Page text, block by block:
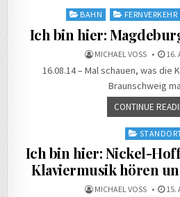
Posted
BAHN FERNVERKEHR
Ich bin hier:
MICHAEL VOSS 16.
16.08.14 – Mal schauen, was die
Braunschweig
CONTINUE
Posted
in
Ich bin hier: Nickel-
Klaviermusik hören
MICHAEL VOSS 15.